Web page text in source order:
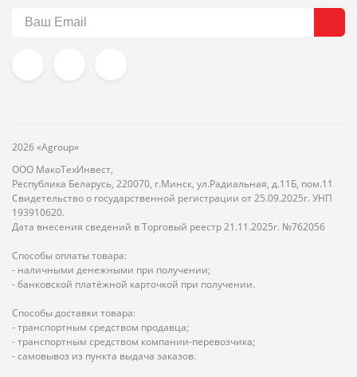
2026 «Agroup»
ООО МакоТехИнвест,
Республика Беларусь, 220070, г.Минск, ул.Радиальная, д.11Б, пом.11
Свидетельство о государственной регистрации от 25.09.2025г. УНП
193910620.
Дата внесения сведений в Торговый реестр 21.11.2025г. №762056
Способы оплаты товара:
- наличными денежными при получении;
- банковской платёжной карточкой при получении.
Способы доставки товара:
- транспортным средством продавца;
- транспортным средством компании-перевозчика;
- самовывоз из пункта выдача заказов.